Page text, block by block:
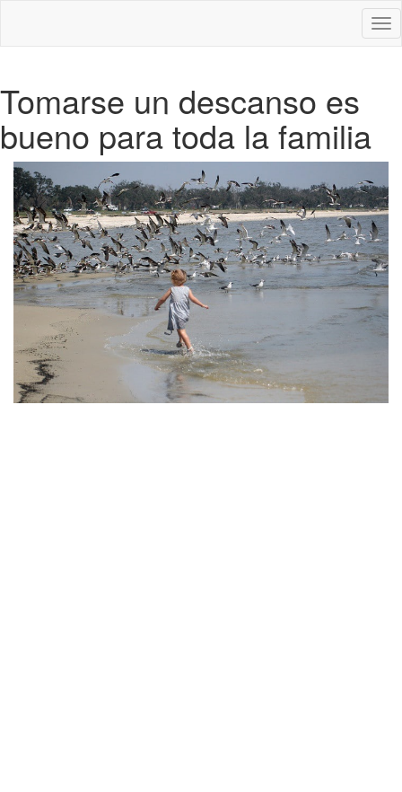
Tomarse un descanso es
bueno para toda la familia